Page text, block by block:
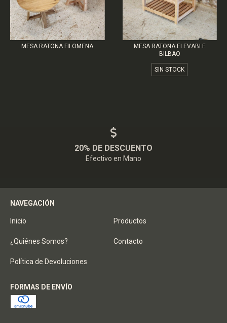
MESA RATONA FILOMENA
MESA RATONA ELEVABLE
BILBAO
SIN STOCK
20% DE DESCUENTO
Efectivo en Mano
NAVEGACIÓN
Inicio Productos
¿Quiénes Somos? Contacto
Política de Devoluciones
FORMAS DE ENVÍO